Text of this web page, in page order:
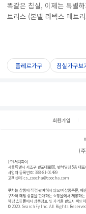
똑같은 침실, 이제는 특별
트리스 (본넬 라텍스 매트
플레르가구 침실가구보
회원가입
(
(주)서치파이
서울특별시 서초구 반포대로88, 반석빌딩 5층 대
사업자 등록번호: 388-81-01489
고객센터:cs_coocha@coocha.com
쿠차는 상품에 직접 관여하지 않으며 상품주문, 배
쿠차와 해당 상품을 판매하는 쇼핑몰에서 제공하
해당 쇼핑몰에서 상품정보 및 가격을 반드시 확인
© 2020. SearchFy Inc. All Rights Reserved.